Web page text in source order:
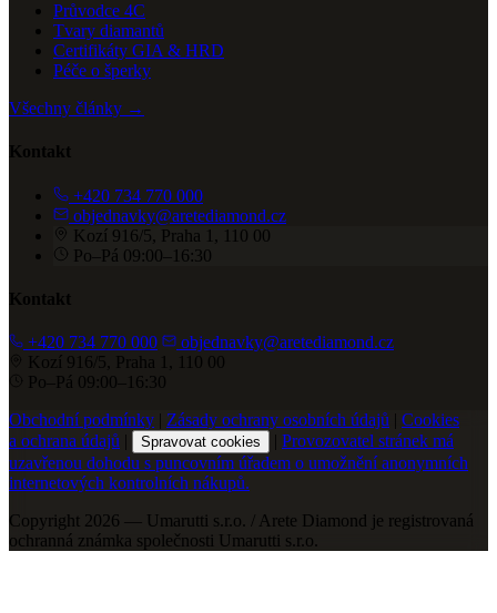
Průvodce 4C
Tvary diamantů
Certifikáty GIA & HRD
Péče o šperky
Všechny články →
Kontakt
+420 734 770 000
objednavky@aretediamond.cz
Kozí 916/5, Praha 1, 110 00
Po–Pá 09:00–16:30
Kontakt
+420 734 770 000
objednavky@aretediamond.cz
Kozí 916/5, Praha 1, 110 00
Po–Pá 09:00–16:30
Obchodní podmínky | Zásady ochrany osobních údajů | Cookies
a ochrana údajů | Spravovat cookies | Provozovatel stránek má
uzavřenou dohodu s puncovním úřadem o umožnění anonymních
internetových kontrolních nákupů.
Copyright 2026 — Umarutti s.r.o. / Arete Diamond je registrovaná
ochranná známka společnosti Umarutti s.r.o.